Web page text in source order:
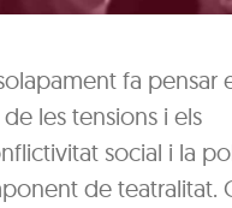
fa pensar
les tensions i els
social i la
de teatralitat.